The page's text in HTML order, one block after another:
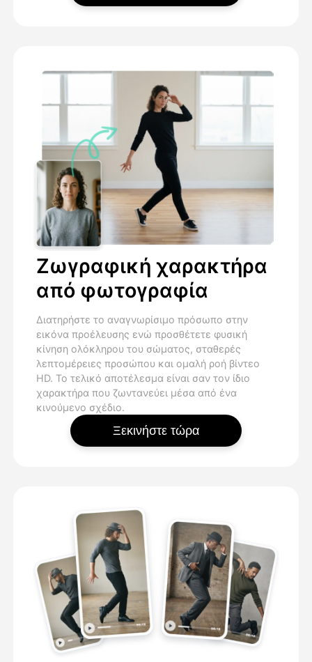
Ζωγραφική χαρακτήρα
από φωτογραφία
Διατηρήστε το αναγνωρίσιμο πρόσωπο στην
εικόνα προέλευσης ενώ προσθέτετε φυσική
κίνηση ολόκληρου του σώματος, σταθερές
λεπτομέρειες προσώπου και ομαλή ροή βίντεο
HD. Το τελικό αποτέλεσμα είναι σαν τον ίδιο
χαρακτήρα που ζωντανεύει μέσα από ένα
κινούμενο σχέδιο.
Ξεκινήστε τώρα